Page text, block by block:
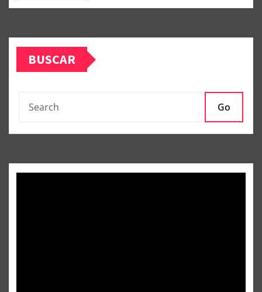
BUSCAR
Go